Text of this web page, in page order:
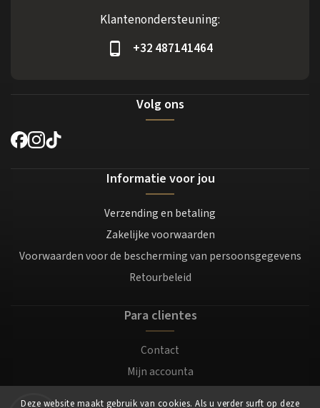
Deze website maakt gebruik van cookies. Als u verder surft op deze
Klantenondersteuning:
+32 487141464
Volg ons
Informatie voor jou
Verzending en betaling
Zakelijke voorwaarden
Voorwaarden voor de bescherming van persoonsgegevens
Retourbeleid
Para clientes
Contact
Mijn accounta